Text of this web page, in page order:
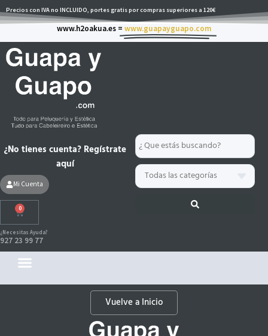
al
Precios con IVA no INCLUIDO, portes gratis por compras superiores a 120€
www.h2oakua.es = www.guapayguapo.com
Search
...
¿No tienes cuenta? Regístrate
aquí
Mi Cuenta
0
Carrito
¿Necesitas Ayuda?
927 23 99 77
Vuelve a Inicio